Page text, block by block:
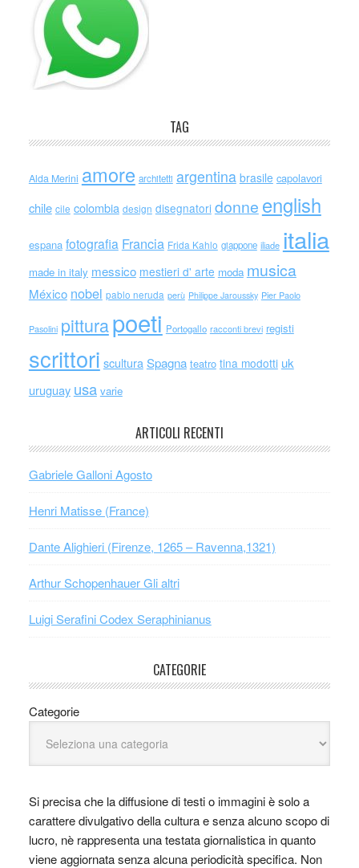
TAG
Alda Merini amore architetti argentina brasile capolavori
chile cile colombia design disegnatori donne english
espana fotografia Francia Frida Kahlo giappone iliade italia
made in italy messico mestieri d' arte moda musica
México nobel pablo neruda perù Philippe Jaroussky Pier Paolo
Pasolini pitturapoeti Portogallo racconti brevi registi
scrittori scultura Spagna teatro tina modotti uk
uruguay usa varie
ARTICOLI RECENTI
Gabriele Galloni Agosto
Henri Matisse (France)
Dante Alighieri (Firenze, 1265 – Ravenna,1321)
Arthur Schopenhauer Gli altri
Luigi Serafini Codex Seraphinianus
CATEGORIE
Categorie
Si precisa che la diffusione di testi o immagini è solo a
carattere divulgativo della cultura e senza alcuno scopo di
lucro, nè rappresenta una testata giornalistica in quanto
viene aggiornata senza alcuna periodicità specifica. Non